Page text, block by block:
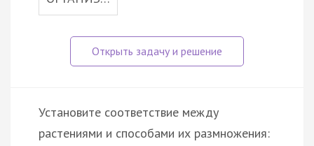
Установите соответствие между
растениями и способами их размножения: